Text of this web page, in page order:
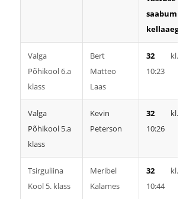
saabumise
kellaaeg
Valga
Põhikool 6.a
klass
Bert
Matteo
Laas
32
kl.
10:23
Valga
Põhikool 5.a
klass
Kevin
Peterson
32
kl.
10:26
Tsirguliina
Kool 5. klass
Meribel
Kalames
32 kl.
10:44